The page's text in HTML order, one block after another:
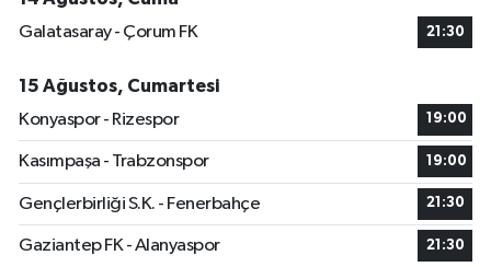
Galatasaray - Çorum FK
21:30
15 Ağustos, Cumartesi
Konyaspor - Rizespor
19:00
Kasımpaşa - Trabzonspor 19:00
Gençlerbirliği S.K. - Fenerbahçe 21:30
Gaziantep FK - Alanyaspor 21:30